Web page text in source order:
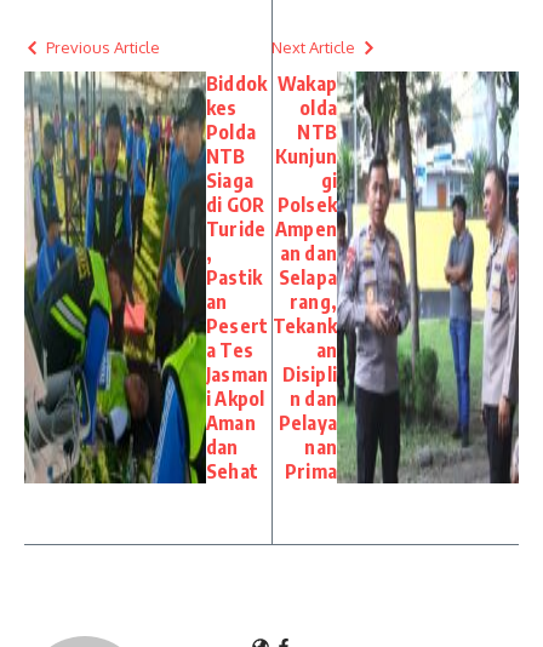
Previous Article
Biddok
kes
Polda
NTB
Siaga
di GOR
Turide
,
Pastik
an
Pesert
a Tes
Jasman
i Akpol
Aman
dan
Sehat
Next Article
Wakap
olda
NTB
Kunjun
gi
Polsek
Ampen
an dan
Selapa
rang,
Tekank
an
Disipli
n dan
Pelaya
nan
Prima